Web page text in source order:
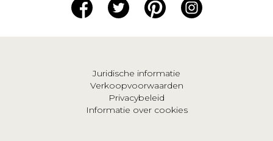
Juridische informatie
Verkoopvoorwaarden
Privacybeleid
Informatie over cookies